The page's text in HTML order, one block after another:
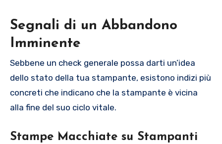
Segnali di un Abbandono
Imminente
Sebbene un check generale possa darti un’idea
dello stato della tua stampante, esistono indizi più
concreti che indicano che la stampante è vicina
alla fine del suo ciclo vitale.
Stampe Macchiate su Stampanti